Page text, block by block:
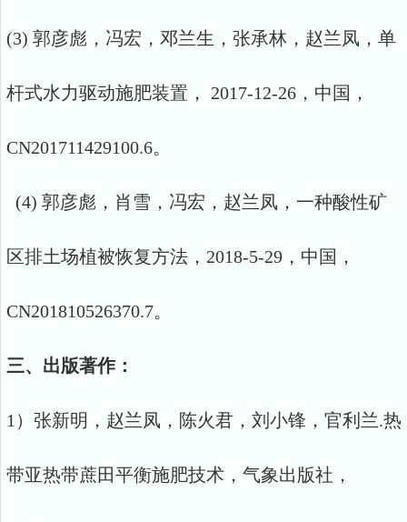
(3) 郭彦彪，冯宏，邓兰生，张承林，赵兰凤，单
杆式水力驱动施肥装置， 2017-12-26，中国，
CN201711429100.6。
(4) 郭彦彪，肖雪，冯宏，赵兰凤，一种酸性矿
区排土场植被恢复方法，2018-5-29，中国，
CN201810526370.7。
三、出版著作：
1）张新明，赵兰凤，陈火君，刘小锋，官利兰.热
带亚热带蔗田平衡施肥技术，气象出版社，